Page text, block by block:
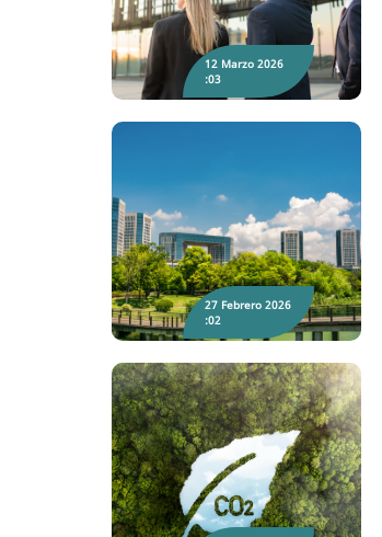
12 Marzo 2026
:03
Abierta la convocatoria de candidaturas
para los Premios Capital Verde Europea y
Hoja Verde Europea
27 Febrero 2026
:02
LEY 1/2026, DE 5 DE FEBRERO, DEL CLIMA
DE GALICIA